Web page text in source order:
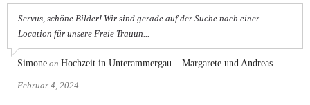
Servus, schöne Bilder! Wir sind gerade auf der Suche nach einer
Location für unsere Freie Trauun...
Simone on Hochzeit in Unterammergau – Margarete und Andreas
Februar 4, 2024